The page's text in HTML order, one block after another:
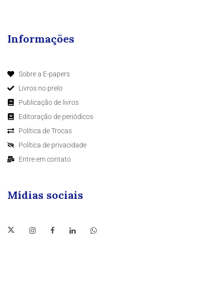
Informações
Sobre a E-papers
Livros no prelo
Publicação de livros
Editoração de periódicos
Política de Trocas
Política de privacidade
Entre em contato
Mídias sociais